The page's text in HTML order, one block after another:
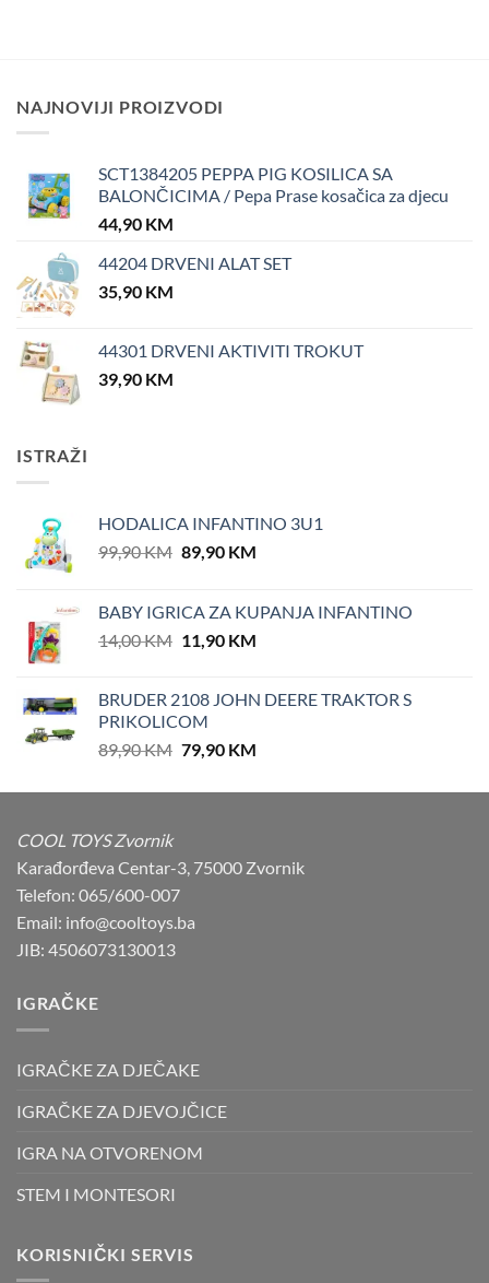
NAJNOVIJI PROIZVODI
SCT1384205 PEPPA PIG KOSILICA SA
BALONČICIMA / Pepa Prase kosačica za djecu
44,90 KM
44204 DRVENI ALAT SET
35,90 KM
44301 DRVENI AKTIVITI TROKUT
39,90 KM
ISTRAŽI
HODALICA INFANTINO 3U1
99,90KM Original
99,90 KM.
89,90 KMCurrent
89,90 KM.
BABY IGRICA ZA KUPANJA INFANTINO
14,00KM Original
14,00 KM.
11,90 KMCurrent
11,90 KM.
BRUDER 2108 JOHN DEERE TRAKTOR S
PRIKOLICOM
89,90KM Original
was:
79,90 KMCurrent
is:
COOL TOYS Zvornik
Karađorđeva Centar-3, 75000 Zvornik
Telefon: 065/600-007
Email: info@cooltoys.ba
JIB: 4506073130013
IGRAČKE
IGRAČKE ZA DJEČAKE
IGRAČKE ZA DJEVOJČICE
IGRA NA OTVORENOM
STEM I MONTESORI
KORISNIČKI SERVIS